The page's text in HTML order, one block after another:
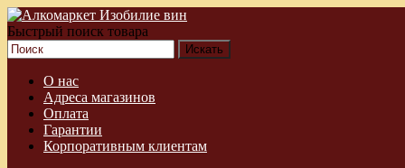
Быстрый поиск товара
О нас
Адреса магазинов
Оплата
Гарантии
Корпоративным клиентам